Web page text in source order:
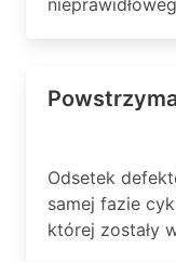
Odsetek
samej fazie
której zostały